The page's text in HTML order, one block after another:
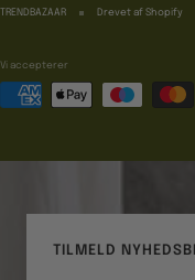
TRENDBAZAAR Drevet af Shopify
Vi accepterer
TILMELD